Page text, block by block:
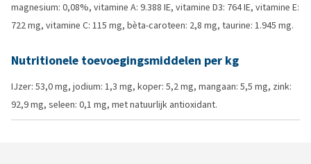
magnesium: 0,08%, vitamine A: 9.388 IE, vitamine D3: 764 IE, vitamine E:
722 mg, vitamine C: 115 mg, bèta-caroteen: 2,8 mg, taurine: 1.945 mg.
Nutritionele toevoegingsmiddelen per kg
IJzer: 53,0 mg, jodium: 1,3 mg, koper: 5,2 mg, mangaan: 5,5 mg, zink:
92,9 mg, seleen: 0,1 mg, met natuurlijk antioxidant.